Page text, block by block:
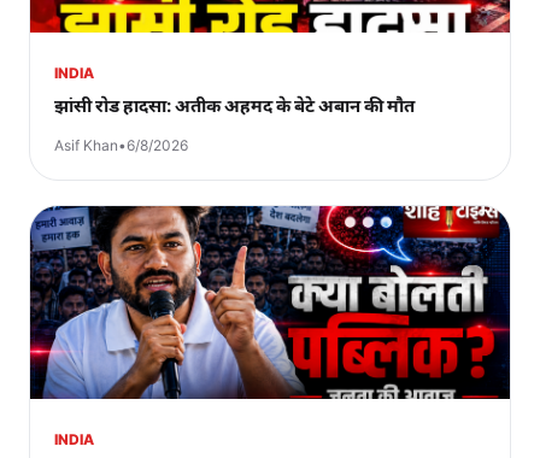
INDIA
झांसी रोड हादसा: अतीक अहमद के बेटे अबान की मौत
Asif Khan•6/8/2026
INDIA